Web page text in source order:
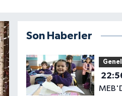
Son Haberler
Genel